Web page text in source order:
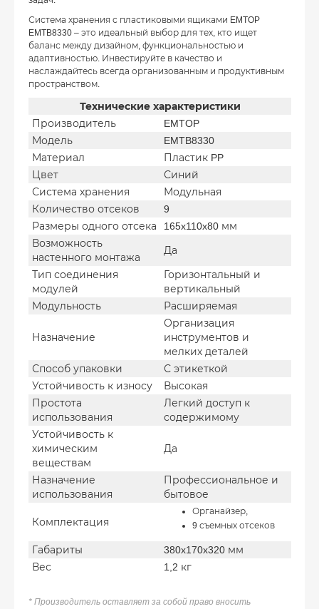
Система хранения с пластиковыми ящиками EMTOP
EMTB8330 – это идеальный выбор для тех, кто ищет
баланс между дизайном, функциональностью и
адаптивностью. Инвестируйте в качество и
наслаждайтесь всегда организованным и продуктивным
пространством.
Технические характеристики
Производитель
EMTOP
Модель
EMTB8330
Материал
Пластик PP
Цвет
Синий
Система хранения
Модульная
Количество отсеков
9
Размеры одного отсека
165x110x80 мм
Возможность
настенного монтажа
Да
Тип соединения
модулей
Горизонтальный и
вертикальный
Модульность
Расширяемая
Назначение
Организация
инструментов и
мелких деталей
Способ упаковки
С этикеткой
Устойчивость к износу
Высокая
Простота
использования
Легкий доступ к
содержимому
Устойчивость к
химическим
веществам
Да
Назначение
использования
Профессиональное и
бытовое
Комплектация
Органайзер,
9 съемных отсеков
Габариты
380x170x320 мм
Вес
1,2 кг
* Производитель оставляет за собой право вносить